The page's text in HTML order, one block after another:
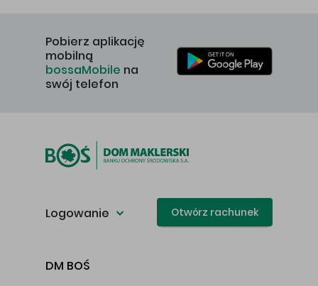
Pobierz aplikację
mobilną
bossaMobile na
swój telefon
Logowanie Otwórz rachunek
DM BOŚ